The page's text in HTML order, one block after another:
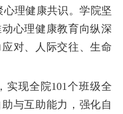
理健康共识。学院坚
心理健康教育向纵深
对、人际交往、生命
实现全院101个班级全
与互助能力，强化自